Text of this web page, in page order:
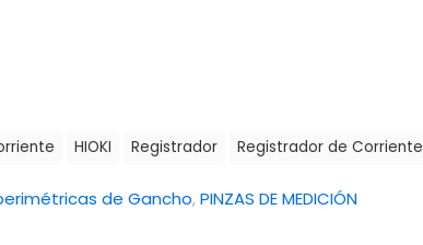
HIOKI Registrador Registrador de Corriente
de Gancho,PINZAS DE MEDICIÓN